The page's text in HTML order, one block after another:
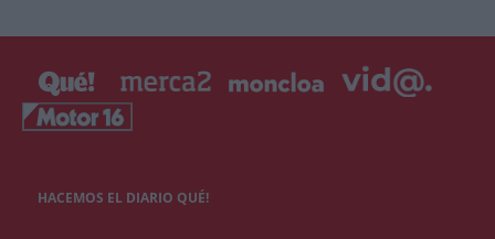
HACEMOS EL DIARIO QUÉ!